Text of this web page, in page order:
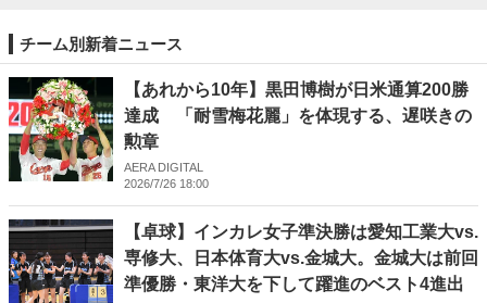
チーム別新着ニュース
【あれから10年】黒田博樹が日米通算200勝
達成 「耐雪梅花麗」を体現する、遅咲きの
勲章
AERA DIGITAL
2026/7/26 18:00
【卓球】インカレ女子準決勝は愛知工業大vs.
専修大、日本体育大vs.金城大。金城大は前回
準優勝・東洋大を下して躍進のベスト4進出